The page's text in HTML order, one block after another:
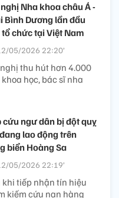
Nha khoa châu Á -
Bình Dương lần đầu
chức tại Việt Nam
05/2026 22:20’
thu hút hơn 4.000
học, bác sĩ nha
cứu ngư dân bị đột quỵ
lao động trên
biển Hoàng Sa
05/2026 22:19’
khi tiếp nhận tín hiệu
kiếm cứu nạn hàng